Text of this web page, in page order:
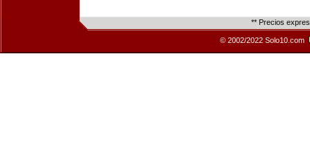
** Precios
© 2002/2022 Solo10.com